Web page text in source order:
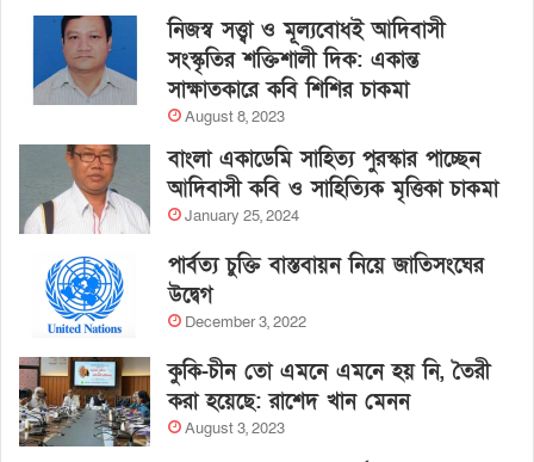
নিজস্ব সত্ত্বা ও মূল্যবোধই আদিবাসী
সংস্কৃতির শক্তিশালী দিক: একান্ত
সাক্ষাতকারে কবি শিশির চাকমা
August 8, 2023
বাংলা একাডেমি সাহিত্য পুরস্কার পাচ্ছেন
আদিবাসী কবি ও সাহিত্যিক মৃত্তিকা চাকমা
January 25, 2024
পার্বত্য চুক্তি বাস্তবায়ন নিয়ে জাতিসংঘের
উদ্বেগ
December 3, 2022
কুকি-চীন তো এমনে এমনে হয় নি, তৈরী
করা হয়েছে: রাশেদ খান মেনন
August 3, 2023